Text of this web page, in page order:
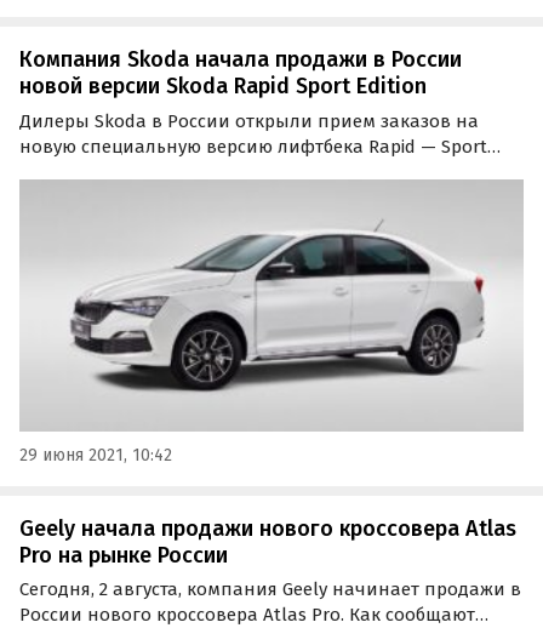
Компания Skoda начала продажи в России
новой версии Skoda Rapid Sport Edition
Дилеры Skoda в России открыли прием заказов на
новую специальную версию лифтбека Rapid — Sport
29 июня 2021, 10:42
Geely начала продажи нового кроссовера Atlas
Pro на рынке России
Сегодня, 2 августа, компания Geely начинает продажи в
России нового кроссовера Atlas Pro. Как сообщают